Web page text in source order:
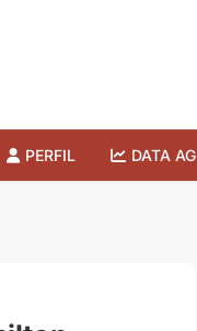
PERFIL DATA AG